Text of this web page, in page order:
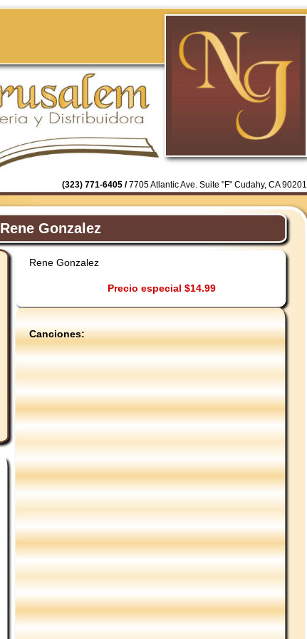
(323) 771-6405 /7705 Atlantic Ave. Suite "F" Cudahy, CA 90201
Rene Gonzalez
Canciones:
Rene Gonzalez
Precio especial $14.99